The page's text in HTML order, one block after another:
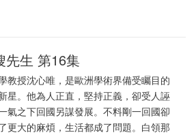
先生 第16集
教授沈心唯，是歐洲學術界備受矚目的
星。他為人正直，堅持正義，卻受人誣
氣之下回國另謀發展。不料剛一回國卻
更大的麻煩，生活都成了問題。白領那